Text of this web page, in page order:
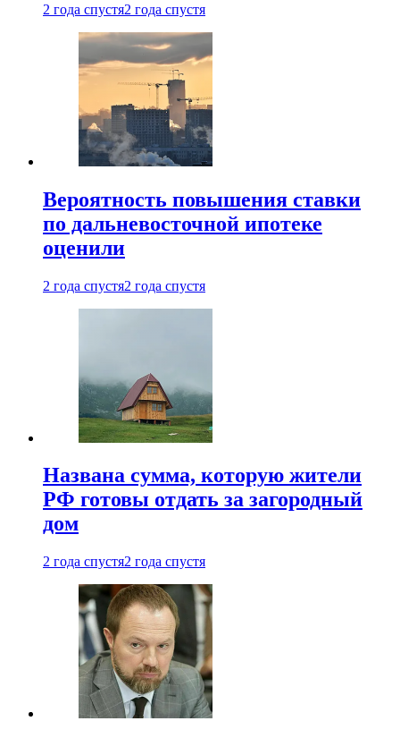
2 года спустя2 года спустя
Вероятность повышения ставки
по дальневосточной ипотеке
оценили
2 года спустя2 года спустя
Названа сумма, которую жители
РФ готовы отдать за загородный
дом
2 года спустя2 года спустя